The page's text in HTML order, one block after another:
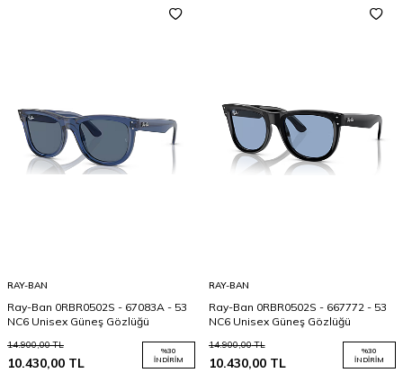
RAY-BAN
Ray-Ban 0RBR0502S - 67083A - 53
NC6 Unisex Güneş Gözlüğü
14.900,00TL
10.430,00 TL
%30
İNDIRIM
RAY-BAN
Ray-Ban 0RBR0502S - 667772 - 53
NC6 Unisex Güneş Gözlüğü
14.900,00TL
10.430,00TL
%30
İNDIRIM